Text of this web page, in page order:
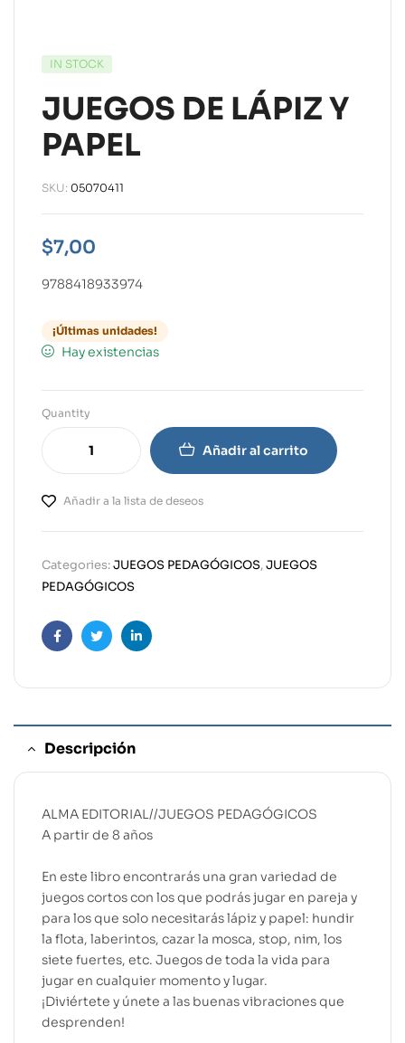
IN STOCK
JUEGOS DE LÁPIZ Y
PAPEL
SKU: 05070411
$7,00
9788418933974
¡Últimas unidades!
Hay existencias
Quantity
Añadir al carrito
Añadir a la lista de deseos
Categories:JUEGOS PEDAGÓGICOS,JUEGOS
PEDAGÓGICOS
FacebookTwitterLinkedin
Descripción
ALMA EDITORIAL//JUEGOS PEDAGÓGICOS
A partir de 8 años
En este libro encontrarás una gran variedad de
juegos cortos con los que podrás jugar en pareja y
para los que solo necesitarás lápiz y papel: hundir
la flota, laberintos, cazar la mosca, stop, nim, los
siete fuertes, etc. Juegos de toda la vida para
jugar en cualquier momento y lugar.
¡Diviértete y únete a las buenas vibraciones que
desprenden!